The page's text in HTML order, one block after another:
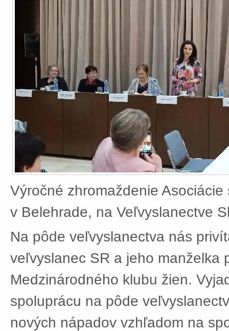
Výročné zhromaždenie
v Belehrade, na Veľvyslanectve
Na pôde veľvyslanectva nás
veľvyslanec SR a jeho manželka
Medzinárodného klubu žien.
spoluprácu na pôde
nových nápadov vzhľadom na